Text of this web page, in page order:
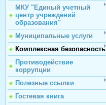
МКУ "Единый учетный
центр учреждений
образования"
Муниципальные услуги
Комплексная безопасность
Противодействие
коррупции
Полезные ссылки
Гостевая книга